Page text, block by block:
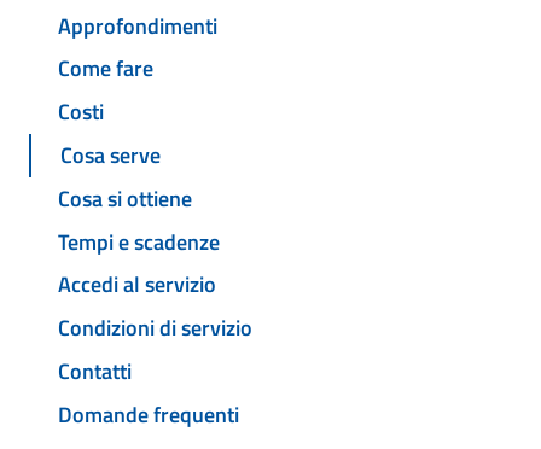
Approfondimenti
Come fare
Costi
Cosa serve
Cosa si ottiene
Tempi e scadenze
Accedi al servizio
Condizioni di servizio
Contatti
Domande frequenti